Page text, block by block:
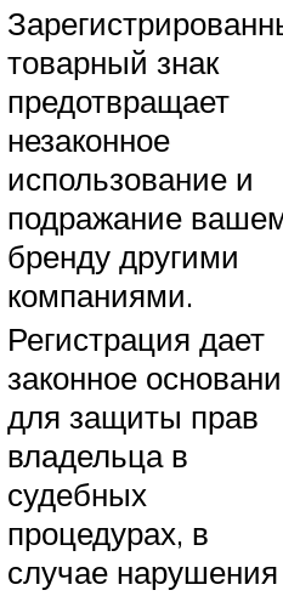
товарный знак
предотвращает
незаконное
использование и
подражание
бренду другими
компаниями.
Регистрация дает
законное
для защиты прав
владельца в
судебных
процедурах, в
случае нарушения